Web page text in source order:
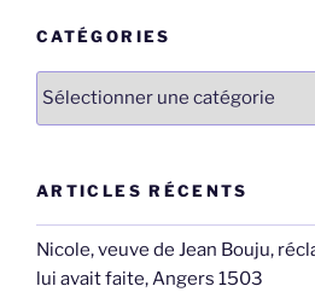
CATÉGORIES
ARTICLES RÉCENTS
Nicole, veuve de Jean Bouju,
lui avait faite, Angers 1503